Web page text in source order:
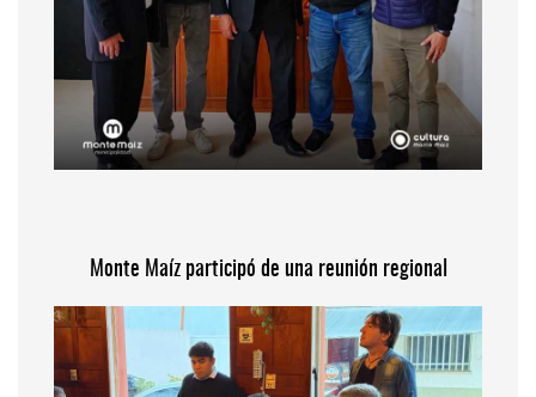
Monte Maíz participó de una reunión regional